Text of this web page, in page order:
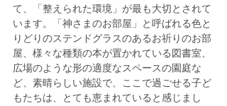
て、「整えられた環境」が最も大切とされて
います。「神さまのお部屋」と呼ばれる色と
りどりのステンドグラスのあるお祈りのお部
屋、様々な種類の本が置かれている図書室、
広場のような形の適度なスペースの園庭な
ど、素晴らしい施設で、ここで過ごせる子ど
もたちは、とても恵まれていると感じまし